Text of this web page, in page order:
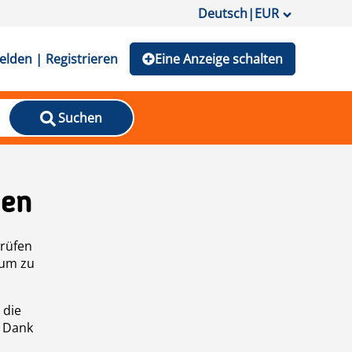
Deutsch|EUR
| Registrieren Eine Anzeige schalten
Suchen
zu
die